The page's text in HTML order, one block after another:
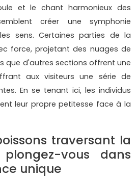
et le chant harmonieux des
créer une symphonie
sens. Certaines parties de la
force, projetant des nuages de
que d'autres sections offrent une
aux visiteurs une série de
En se tenant ici, les individus
leur propre petitesse face à la
traversant la
vous dans
unique